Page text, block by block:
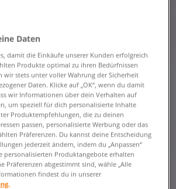
Daten
damit die Einkäufe unserer Kunden erfolgreich
Produkte optimal zu ihren Bedürfnissen
wir stets unter voller Wahrung der Sicherheit
Daten. Klicke auf „OK“, wenn du damit
wir Informationen über dein Verhalten auf
um speziell für dich personalisierte Inhalte
Produktempfehlungen, die zu deinen
passen, personalisierte Werbung oder das
Präferenzen. Du kannst deine Entscheidung
jederzeit ändern, indem du „Anpassen“
personalisierten Produktangebote erhalten
Präferenzen abgestimmt sind, wähle „Alle
findest du in unserer